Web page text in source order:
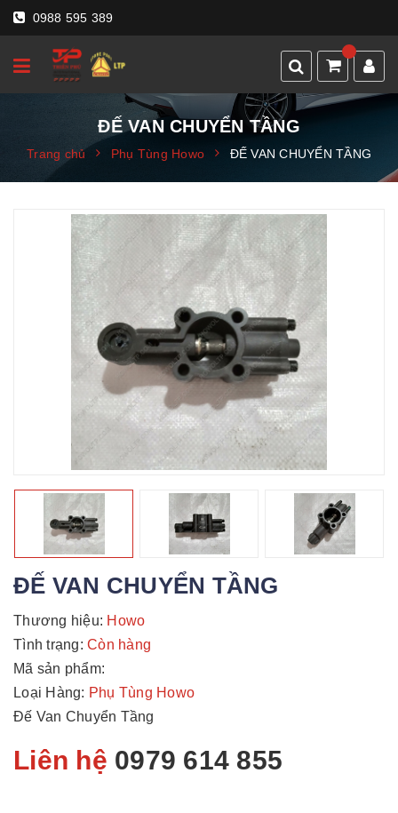
0988 595 389
ĐẾ VAN CHUYỂN TẦNG
Trang chủ Phụ Tùng Howo ĐẾ VAN CHUYỂN TẦNG
ĐẾ VAN CHUYỂN TẦNG
Thương hiệu: Howo
Tình trạng: Còn hàng
Mã sản phẩm:
Loại Hàng: Phụ Tùng Howo
Đế Van Chuyển Tầng
Liên hệ 0979 614 855